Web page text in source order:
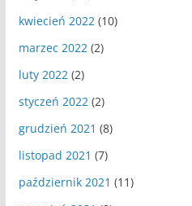
kwiecień 2022 (10)
marzec 2022 (2)
luty 2022 (2)
styczeń 2022 (2)
grudzień 2021 (8)
listopad 2021 (7)
październik 2021 (11)